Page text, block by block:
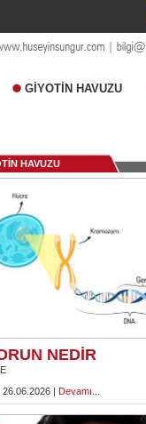
GİYOTİN HAVUZU
HAVUZU
NEDİR
26.06.2026 | Devamı...